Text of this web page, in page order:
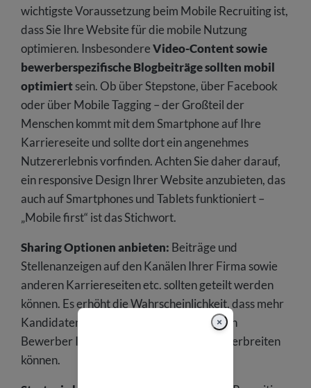
wichtigste Voraussetzung beim Mobile Recruiting ist,
dass Sie Ihre Website für die mobile Nutzung
optimieren. InsbesondereVideo-Content sowie
bewerberspezifische Blogbeiträge sollten mobil
optimiertsein. Ob über Stepstone, über Facebook
oder über Mobile Tagging – der Großteil der
Menschen kommt mit dem Smartphone auf Ihre
Karriereseite und sollte dort ein angenehmes
Nutzererlebnis vorfinden. Achten Sie daher darauf,
ein responsive Design Ihrer Website anzubieten, das
auch auf Smartphones und Tablets funktioniert –
„Mobile first“ ist das Stichwort.
Sharing Optionen anbieten: Beiträge und
Stellenanzeigen auf den Kanälen Ihrer Firma sowie
anderen Karriereseiten etc. sollten geteilt werden
können. Es erhöht die Wahrscheinlichkeit, dass mehr
Kandidaten erreicht werden können, wenn
Bewerber Inhalte mit einem Klick weiterverbreiten
können.
×